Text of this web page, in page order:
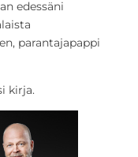
edessäni
parantajapappi
kirja.